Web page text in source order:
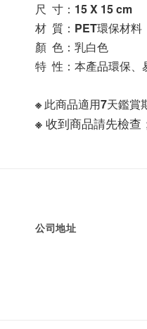
尺  寸：15 X 15 cm
材  質：PET環保材料
顏  色：乳白色
特  性：本產品環保、
※ 此商品適用7天鑑賞
※ 收到商品請先檢查
公司地址